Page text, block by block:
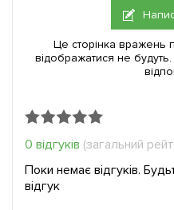
Це сторінка вражень
відображатися не
0 відгуків (загальний
Поки немає відгуків.
відгук